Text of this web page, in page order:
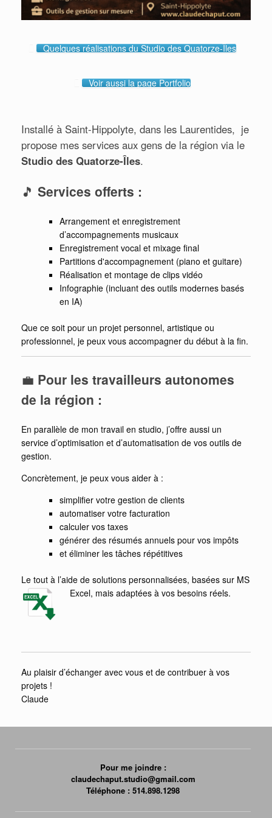
Quelques réalisations du Studio des Quatorze-Îles
Voir aussi la page Portfolio
Installé à Saint-Hippolyte, dans les Laurentides, je
propose mes services aux gens de la région via le
Studio des Quatorze-Îles.
🎵 Services offerts :
Arrangement et enregistrement
d’accompagnements musicaux
Enregistrement vocal et mixage final
Partitions d'accompagnement (piano et guitare)
Réalisation et montage de clips vidéo
Infographie (incluant des outils modernes basés
en IA)
Que ce soit pour un projet personnel, artistique ou
professionnel, je peux vous accompagner du début à la fin.
💼 Pour les travailleurs autonomes
de la région :
En parallèle de mon travail en studio, j’offre aussi un
service d’optimisation et d’automatisation de vos outils de
gestion.
Concrètement, je peux vous aider à :
simplifier votre gestion de clients
automatiser votre facturation
calculer vos taxes
générer des résumés annuels pour vos impôts
et éliminer les tâches répétitives
Le tout à l’aide de solutions personnalisées, basées sur MS
Excel, mais adaptées à vos besoins réels.
Au plaisir d’échanger avec vous et de contribuer à vos
projets !
Claude
Pour me joindre :
claudechaput.studio@gmail.com
Téléphone : 514.898.1298